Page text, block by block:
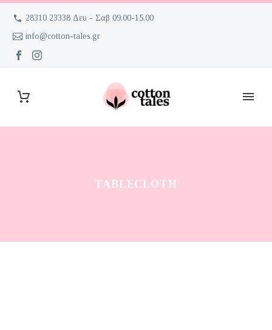
28310 23338 Δευ - Σαβ 09.00-15.00
info@cotton-tales.gr
TABLECLOTH